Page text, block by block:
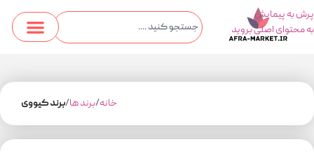
پرش به پیمایش
به محتوای اصلی بروید
خانه برند ها برند کیووی